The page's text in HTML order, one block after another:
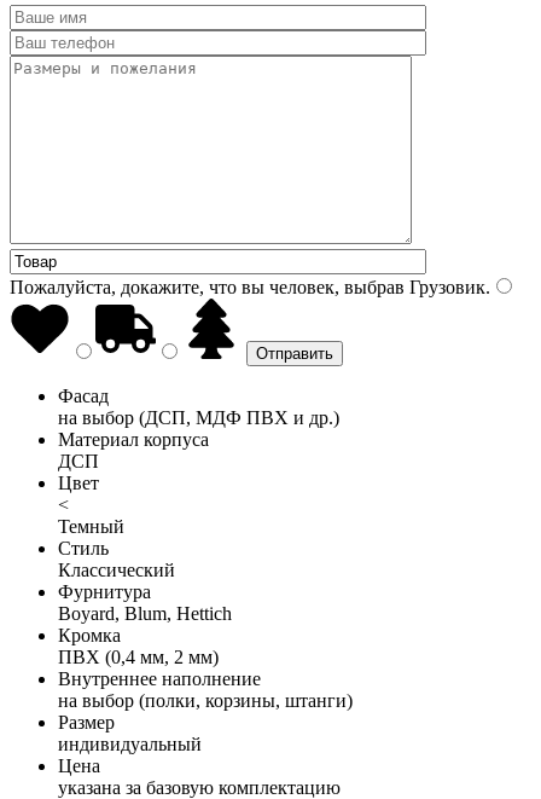
Пожалуйста, докажите, что вы человек, выбрав Грузовик.
Фасад
на выбор (ДСП, МДФ ПВХ и др.)
Материал корпуса
ДСП
Цвет
<
Темный
Стиль
Классический
Фурнитура
Boyard, Blum, Hettich
Кромка
ПВХ (0,4 мм, 2 мм)
Внутреннее наполнение
на выбор (полки, корзины, штанги)
Размер
индивидуальный
Цена
указана за базовую комплектацию